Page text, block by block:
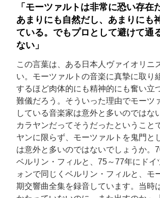
「モーツァルトは非常に恐い存在
あまりにも自然だし、あまりにも
ている。でもプロとして避けて通
ない」
この言葉は、ある日本人ヴァイオリニ
い。モーツァルトの音楽に真摯に取り
するほど肉体的にも精神的にも奮い立
難儀だろう。そういった理由でモーツ
している音楽家は意外と多いのではな
カラヤンだってそうだったということ
ヤンに限らず、モーツァルトを鬼門と
は意外と多いのではないでしょうか。
ベルリン・フィルと、75～77年にドイ
ォンで同じくベルリン・フィルと、モ
期交響曲全集を録音しています。当時